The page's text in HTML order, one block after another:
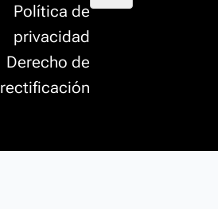
Política de
privacidad
Derecho de
rectificación